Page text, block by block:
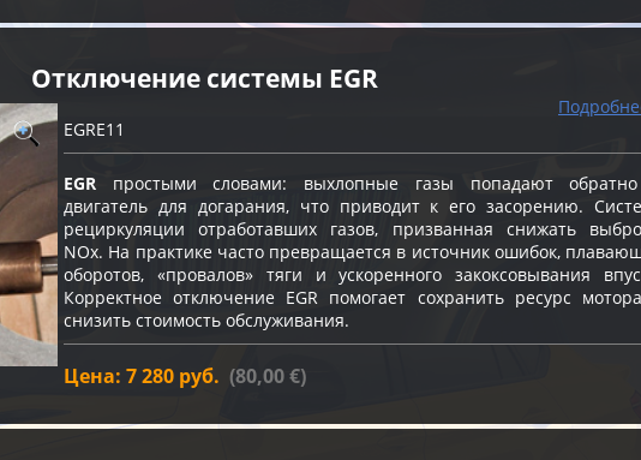
Отключение системы EGR
EGRE11
EGR простыми словами: выхлопные газы попадают
двигатель для догарания, что приводит к его засорению.
рециркуляции отработавших газов, призванная снижать
NOx. На практике часто превращается в источник ошибок,
оборотов, «провалов» тяги и ускоренного закоксовывания
Корректное отключение EGR помогает сохранить ресурс
снизить стоимость обслуживания.
Цена: 7 280 руб. (80,00 €)